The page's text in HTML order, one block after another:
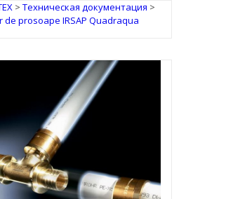
> Техническая документация >
de prosoape IRSAP Quadraqua